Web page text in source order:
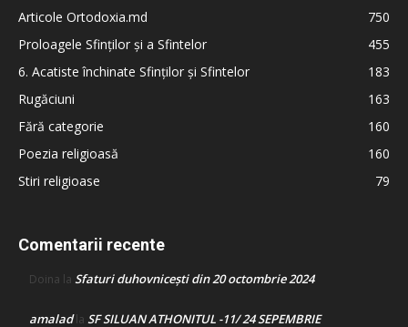
Articole Ortodoxia.md
750
Proloagele Sfinților și a Sfintelor
455
6. Acatiste închinate Sfinților și Sfintelor
183
Rugăciuni
163
Fără categorie
160
Poezia religioasă
160
Stiri religioase
79
Comentarii recente
Doina la Sfaturi duhovnicești din 20 octombrie 2024
amaladla SF SILUAN ATHONITUL -11/ 24 SEPEMBRIE